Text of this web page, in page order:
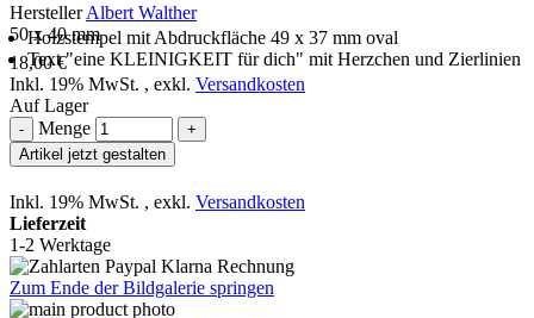
HerstellerAlbert Walther
50 x 40 mm
Holzstempel mit Abdruckfläche 49 x 37 mm oval
Text "eine KLEINIGKEIT für dich" mit Herzchen und Zierlinien
18,00 €
Inkl. 19% MwSt. , exkl. Versandkosten
Auf Lager
- Menge
+
Artikel jetzt gestalten
Inkl. 19% MwSt. , exkl. Versandkosten
Lieferzeit
1-2 Werktage
Zum Ende der Bildgalerie springen